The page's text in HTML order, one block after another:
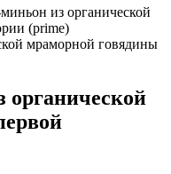
из органической
(prime)